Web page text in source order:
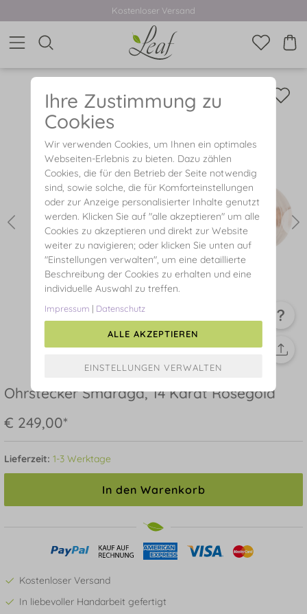
Kostenloser Versand
Ohrstecker Smaragd, 14 Karat Rosegold
€ 249,00*
Lieferzeit: 1-3 Werktage
In den Warenkorb
Kostenloser Versand
In liebevoller Handarbeit gefertigt
Ihre Zustimmung zu
Cookies
Wir verwenden Cookies, um Ihnen ein optimales
Webseiten-Erlebnis zu bieten. Dazu zählen
Cookies, die für den Betrieb der Seite notwendig
sind, sowie solche, die für Komforteinstellungen
oder zur Anzeige personalisierter Inhalte genutzt
werden. Klicken Sie auf "alle akzeptieren" um alle
Cookies zu akzeptieren und direkt zur Website
weiter zu navigieren; oder klicken Sie unten auf
"Einstellungen verwalten", um eine detaillierte
Beschreibung der Cookies zu erhalten und eine
individuelle Auswahl zu treffen.
Impressum | Datenschutz
ALLE AKZEPTIEREN